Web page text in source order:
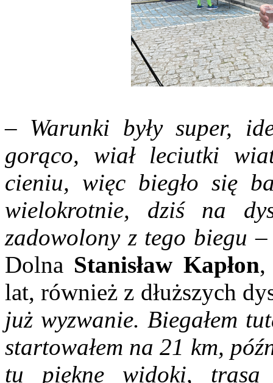
– Warunki były super,
gorąco, wiał leciutki
cieniu, więc biegło się
wielokrotnie, dziś na
zadowolony z tego biegu –
Dolna Stanisław Kapłon,
lat, również z dłuższych
już wyzwanie. Biegałem
startowałem na 21 km,
tu piękne widoki,